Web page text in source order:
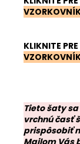
KLIKNITE
Tieto šaty sa
vrchnú časť
prispôsobiť
Mailom Vás